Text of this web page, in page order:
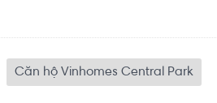
Căn hộ Vinhomes Central Park